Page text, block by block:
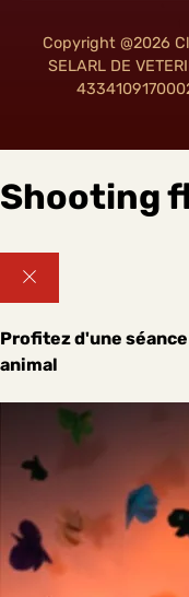
Copyright @2026
SELARL DE
Shooting
Profitez d'une
animal